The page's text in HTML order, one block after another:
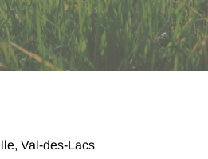
Val-des-Lacs